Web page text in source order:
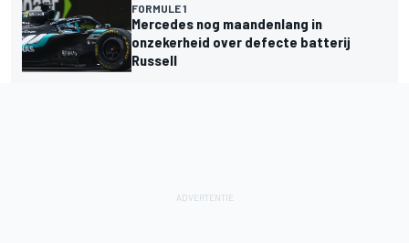
FORMULE 1
Mercedes nog maandenlang in
onzekerheid over defecte batterij
Russell